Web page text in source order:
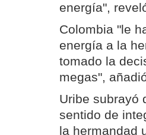
energía",
Colombia "le
energía a la
tomado la
megas",
Uribe subrayó
sentido de
la hermandad